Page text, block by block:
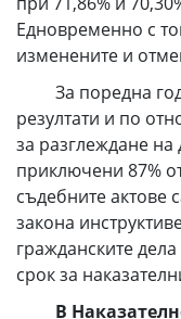
Едновременно с
изменените и
За поредна
резултати и по
за разглеждане на
приключени 87%
съдебните актове
закона
гражданските
срок за
В